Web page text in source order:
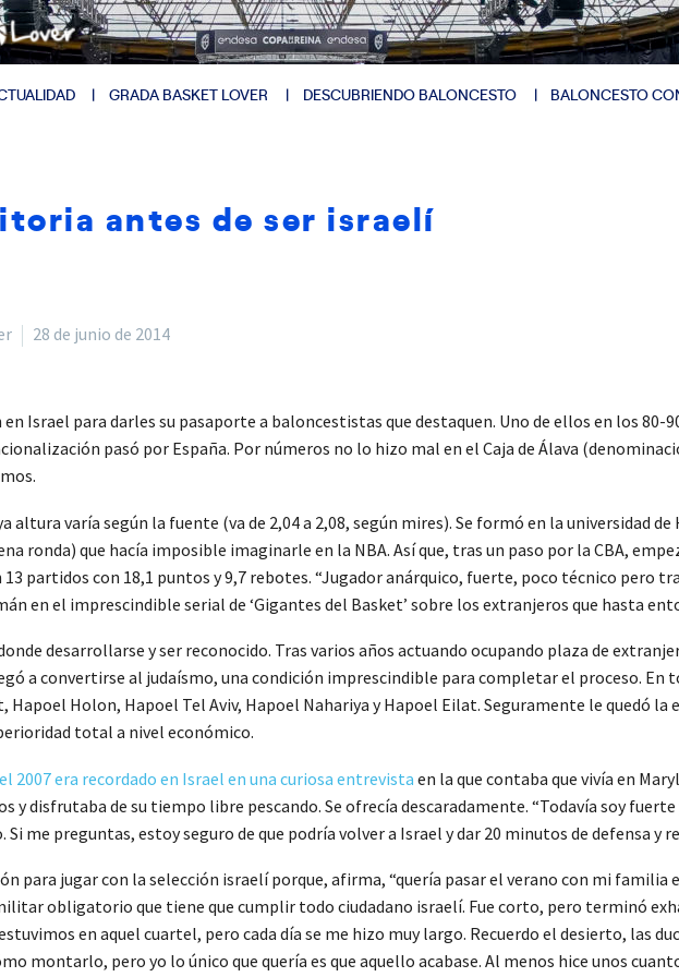
GRADA BASKET LOVER DESCUBRIENDO BALONCESTO BALONCESTO
antes de ser israelí
28 de junio de 2014
Israel para darles su pasaporte a baloncestistas que destaquen. Uno de ellos en los 80-
pasó por España. Por números no lo hizo mal en el Caja de Álava
altura varía según la fuente (va de 2,04 a 2,08, según mires). Se formó en la universidad de
ronda) que hacía imposible imaginarle en la NBA. Así que, tras un paso por la CBA,
partidos con 18,1 puntos y 9,7 rebotes. “Jugador anárquico, fuerte, poco técnico pero
en el imprescindible serial de ‘Gigantes del Basket’ sobre los extranjeros que hasta
desarrollarse y ser reconocido. Tras varios años actuando ocupando plaza de
a convertirse al judaísmo, una condición imprescindible para completar el proceso. En
Holon, Hapoel Tel Aviv, Hapoel Nahariya y Hapoel Eilat. Seguramente le quedó la
total a nivel económico.
2007 era recordado en Israel en una curiosa entrevista en la que contaba que vivía en
y disfrutaba de su tiempo libre pescando. Se ofrecía descaradamente. “Todavía soy
me preguntas, estoy seguro de que podría volver a Israel y dar 20 minutos de defensa y
para jugar con la selección israelí porque, afirma, “quería pasar el verano con mi familia
obligatorio que tiene que cumplir todo ciudadano israelí. Fue corto, pero terminó
en aquel cuartel, pero cada día se me hizo muy largo. Recuerdo el desierto, las
montarlo, pero yo lo único que quería es que aquello acabase. Al menos hice unos